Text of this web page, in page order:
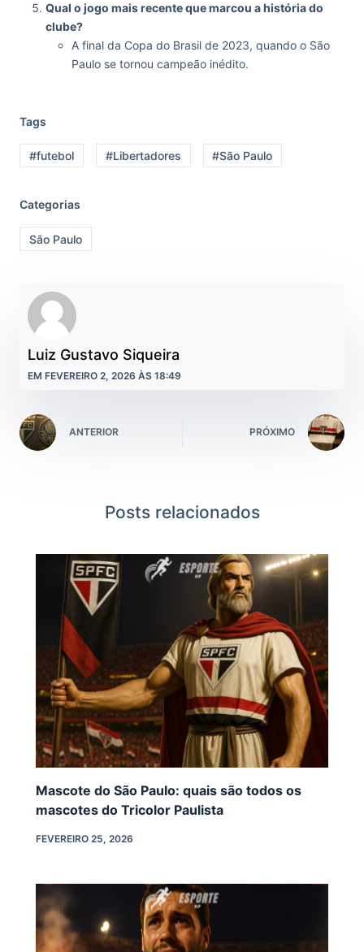
Qual o jogo mais recente que marcou a história do
clube?
A final da Copa do Brasil de 2023, quando o São
Paulo se tornou campeão inédito.
Tags
#futebol #Libertadores #São Paulo
Categorias
São Paulo
Luiz Gustavo Siqueira
EM FEVEREIRO 2, 2026 ÀS 18:49
ANTERIOR PRÓXIMO
Posts relacionados
Mascote do São Paulo: quais são todos os
mascotes do Tricolor Paulista
FEVEREIRO 25, 2026